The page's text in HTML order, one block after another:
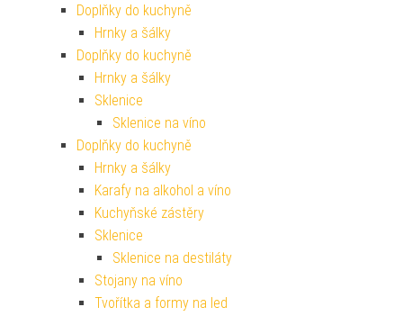
Doplňky do kuchyně
Hrnky a šálky
Doplňky do kuchyně
Hrnky a šálky
Sklenice
Sklenice na víno
Doplňky do kuchyně
Hrnky a šálky
Karafy na alkohol a víno
Kuchyňské zástěry
Sklenice
Sklenice na destiláty
Stojany na víno
Tvořítka a formy na led